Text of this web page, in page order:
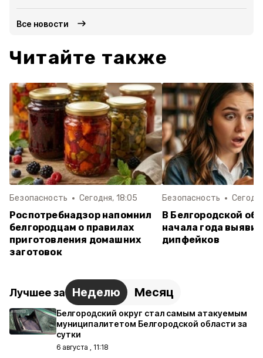
Все новости
Читайте также
Безопасность Сегодня, 18:05
Роспотребнадзор напомнил
белгородцам о правилах
приготовления домашних
заготовок
Безопасность
В Белгородской
начала года
дипфейков
Лучшее за Неделю Месяц
Белгородский округ стал самым атакуемым
муниципалитетом Белгородской области за
сутки
6 августа , 11:18